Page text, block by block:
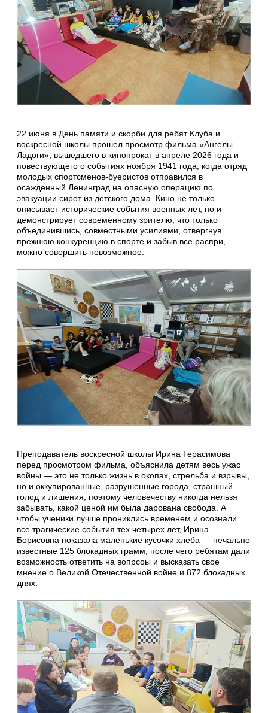
22 июня в День памяти и скорби для ребят Клуба и
воскресной школы прошел просмотр фильма «Ангелы
Ладоги», вышедшего в кинопрокат в апреле 2026 года и
повествующего о событиях ноября 1941 года, когда отряд
молодых спортсменов-буеристов отправился в
осажденный Ленинград на опасную операцию по
эвакуации сирот из детского дома. Кино не только
описывает исторические события военных лет, но и
демонстрирует современному зрителю, что только
объединившись, совместными усилиями, отвергнув
прежнюю конкуренцию в спорте и забыв все распри,
можно совершить невозможное.
Преподаватель воскресной школы Ирина Герасимова
перед просмотром фильма, объяснила детям весь ужас
войны — это не только жизнь в окопах, стрельба и взрывы,
но и оккупированные, разрушенные города, страшный
голод и лишения, поэтому человечеству никогда нельзя
забывать, какой ценой им была дарована свобода. А
чтобы ученики лучше прониклись временем и осознали
все трагические события тех четырех лет, Ирина
Борисовна показала маленькие кусочки хлеба — печально
известные 125 блокадных грамм, после чего ребятам дали
возможность ответить на вопрсоы и высказать свое
мнение о Великой Отечественной войне и 872 блокадных
днях.